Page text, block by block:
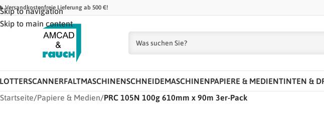
Skip to navigation
Skip to main content
Lieferung ab 500 €!
SCANNERFALTMASCHINENSCHNEIDEMASCHINENPAPIERE & MEDIENTINTEN &
Startseite/Papiere & Medien/PRC 105N 100g 610mm x 90m 3er-Pack